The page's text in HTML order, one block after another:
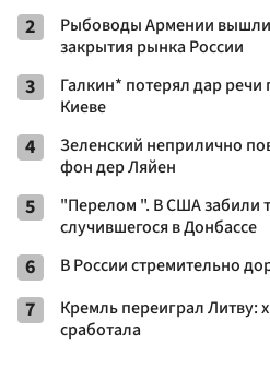
2
Рыбоводы Армении вышли
закрытия рынка России
3
Галкин* потерял дар речи
Киеве
4
Зеленский неприлично
фон дер Ляйен
5
"Перелом ". В США забили
случившегося в Донбассе
6 В России стремительно
7
Кремль переиграл Литву:
сработала